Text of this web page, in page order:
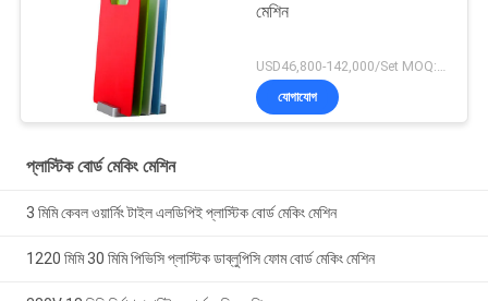
মেশিন
USD46,800-142,000/Set MOQ:1 সেট
যোগাযোগ
প্লাস্টিক বোর্ড মেকিং মেশিন
3 মিমি কেবল ওয়ার্নিং টাইল এলডিপিই প্লাস্টিক বোর্ড মেকিং মেশিন
1220 মিমি 30 মিমি পিভিসি প্লাস্টিক ডাব্লুপিসি ফোম বোর্ড মেকিং মেশিন